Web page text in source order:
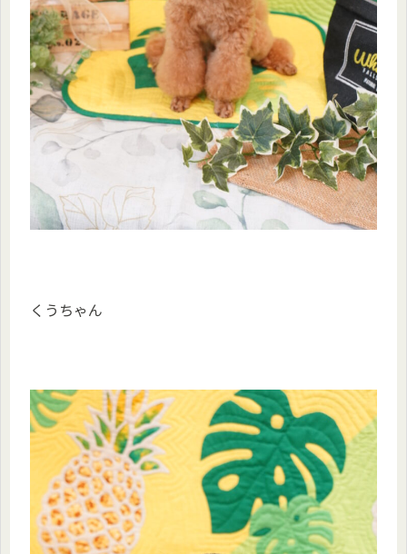
くうちゃん